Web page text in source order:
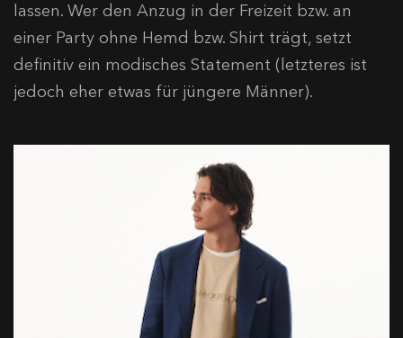
lassen. Wer den Anzug in der Freizeit bzw. an
einer Party ohne Hemd bzw. Shirt trägt, setzt
definitiv ein modisches Statement (letzteres ist
jedoch eher etwas für jüngere Männer).